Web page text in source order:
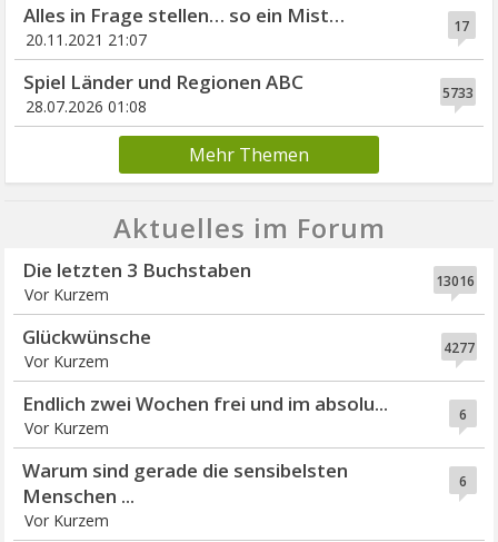
17
Alles in Frage stellen… so ein Mist…
20.11.2021 21:07
5733
Spiel Länder und Regionen ABC
28.07.2026 01:08
Mehr Themen
Aktuelles im Forum
13016
Die letzten 3 Buchstaben
Vor Kurzem
4277
Glückwünsche
Vor Kurzem
6
Endlich zwei Wochen frei und im absolu...
Vor Kurzem
6
Warum sind gerade die sensibelsten
Menschen ...
Vor Kurzem